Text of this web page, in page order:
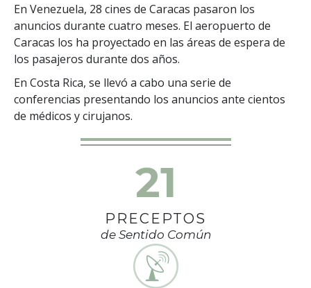
En Venezuela, 28 cines de Caracas pasaron los
anuncios durante cuatro meses. El aeropuerto de
Caracas los ha proyectado en las áreas de espera de
los pasajeros durante dos años.
En Costa Rica, se llevó a cabo una serie de
conferencias presentando los anuncios ante cientos
de médicos y cirujanos.
21
PRECEPTOS
de Sentido Común